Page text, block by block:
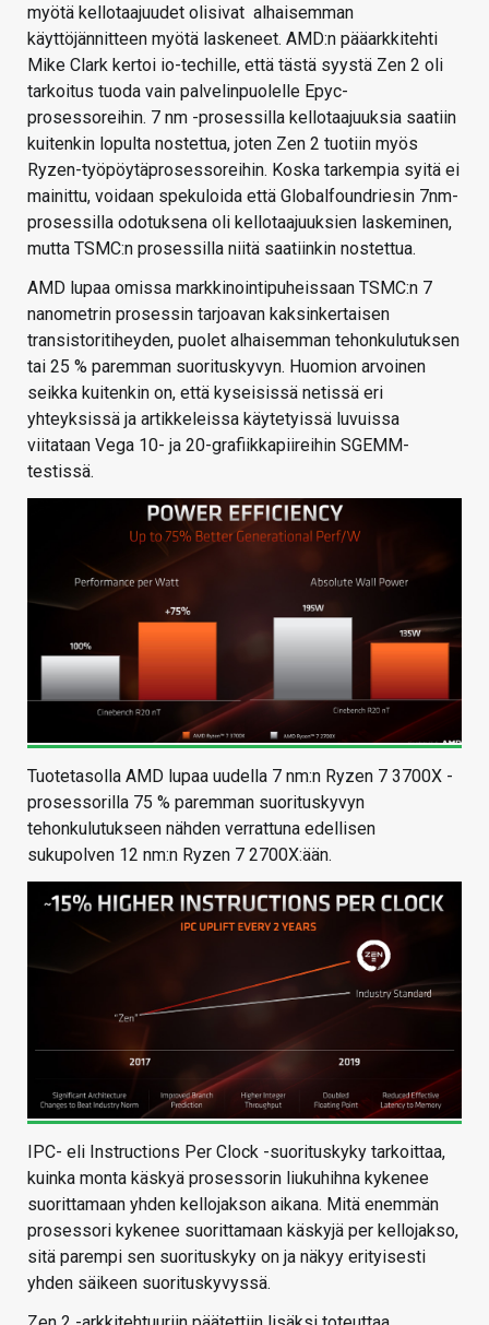
myötä kellotaajuudet olisivat alhaisemman
käyttöjännitteen myötä laskeneet. AMD:n pääarkkitehti
Mike Clark kertoi io-techille, että tästä syystä Zen 2 oli
tarkoitus tuoda vain palvelinpuolelle Epyc-
prosessoreihin. 7 nm -prosessilla kellotaajuuksia saatiin
kuitenkin lopulta nostettua, joten Zen 2 tuotiin myös
Ryzen-työpöytäprosessoreihin. Koska tarkempia syitä ei
mainittu, voidaan spekuloida että Globalfoundriesin 7nm-
prosessilla odotuksena oli kellotaajuuksien laskeminen,
mutta TSMC:n prosessilla niitä saatiinkin nostettua.
AMD lupaa omissa markkinointipuheissaan TSMC:n 7
nanometrin prosessin tarjoavan kaksinkertaisen
transistoritiheyden, puolet alhaisemman tehonkulutuksen
tai 25 % paremman suorituskyvyn. Huomion arvoinen
seikka kuitenkin on, että kyseisissä netissä eri
yhteyksissä ja artikkeleissa käytetyissä luvuissa
viitataan Vega 10- ja 20-grafiikkapiireihin SGEMM-
testissä.
Tuotetasolla AMD lupaa uudella 7 nm:n Ryzen 7 3700X -
prosessorilla 75 % paremman suorituskyvyn
tehonkulutukseen nähden verrattuna edellisen
sukupolven 12 nm:n Ryzen 7 2700X:ään.
IPC- eli Instructions Per Clock -suorituskyky tarkoittaa,
kuinka monta käskyä prosessorin liukuhihna kykenee
suorittamaan yhden kellojakson aikana. Mitä enemmän
prosessori kykenee suorittamaan käskyjä per kellojakso,
sitä parempi sen suorituskyky on ja näkyy erityisesti
yhden säikeen suorituskyvyssä.